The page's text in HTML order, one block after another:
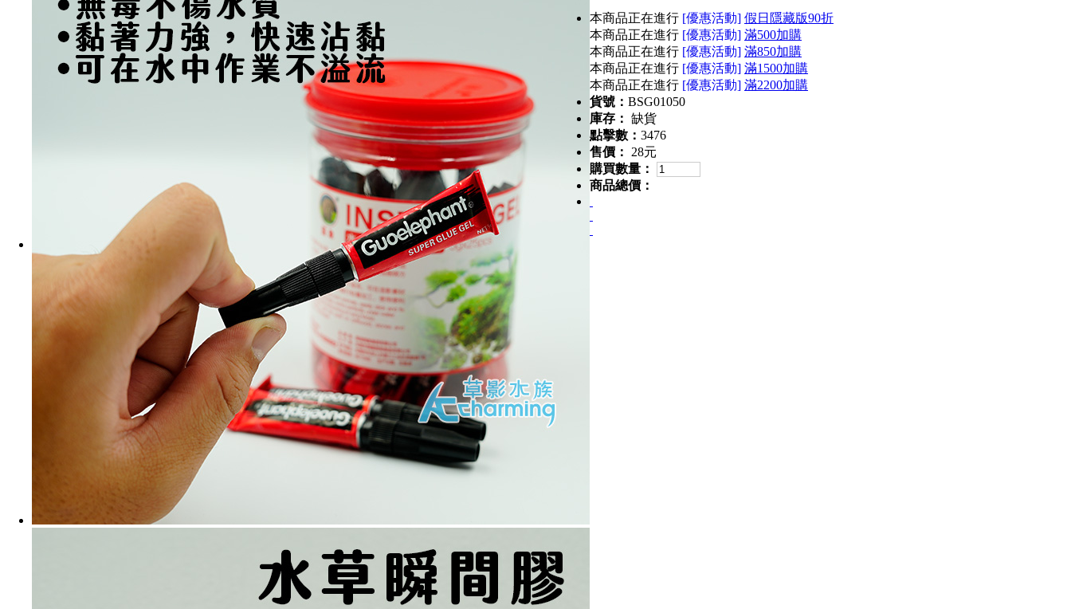
本商品正在進行 [優惠活動] 假日隱藏版90折
本商品正在進行 [優惠活動] 滿500加購
本商品正在進行 [優惠活動] 滿850加購
本商品正在進行 [優惠活動] 滿1500加購
本商品正在進行 [優惠活動] 滿2200加購
貨號： BSG01050
庫存： 缺貨
點擊數： 3476
售價：
28元
購買數量：
商品總價：